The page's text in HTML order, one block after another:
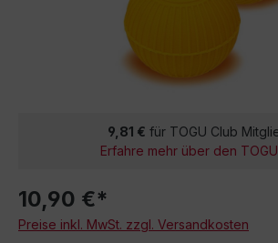
9,81 € für TOGU Club
Erfahre mehr über den
10,90 €*
Preise inkl. MwSt. zzgl. Versandkosten